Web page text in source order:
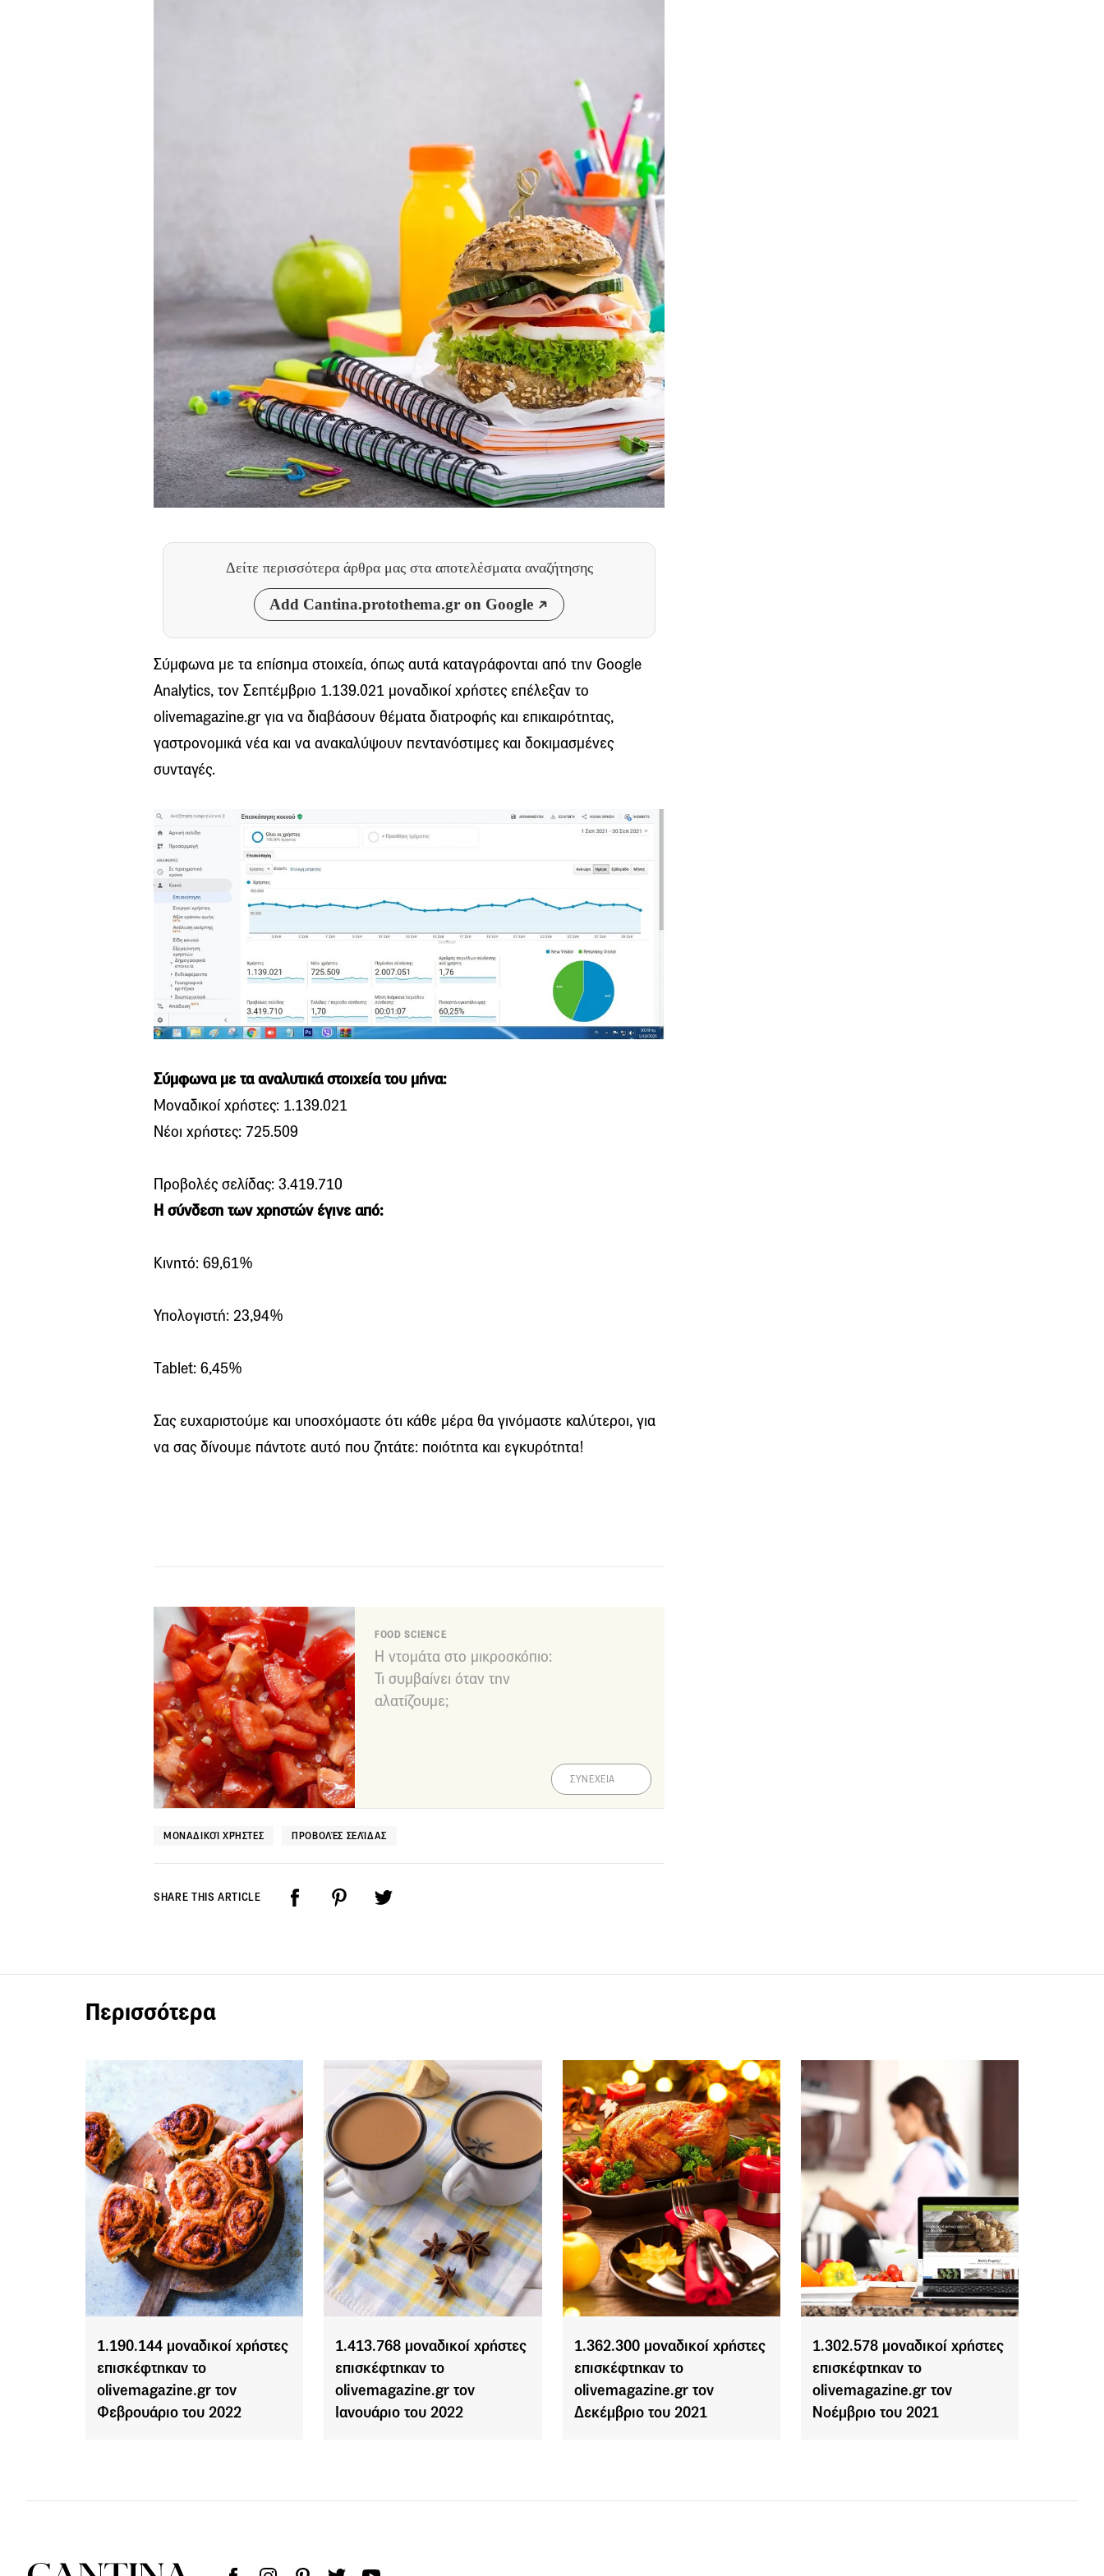
Δείτε περισσότερα άρθρα μας στα αποτελέσματα αναζήτησης
Add Cantina.protothema.gr on Google
Σύμφωνα με τα επίσημα στοιχεία, όπως αυτά καταγράφονται από την Google
Analytics, τον Σεπτέμβριο 1.139.021 μοναδικοί χρήστες επέλεξαν το
olivemagazine.gr για να διαβάσουν θέματα διατροφής και επικαιρότητας,
γαστρονομικά νέα και να ανακαλύψουν πεντανόστιμες και δοκιμασμένες
συνταγές.
Σύμφωνα με τα αναλυτικά στοιχεία του μήνα:
Μοναδικοί χρήστες: 1.139.021
Νέοι χρήστες: 725.509
Προβολές σελίδας: 3.419.710
Η σύνδεση των χρηστών έγινε από:
Κινητό: 69,61%
Υπολογιστή: 23,94%
Τablet: 6,45%
Σας ευχαριστούμε και υποσχόμαστε ότι κάθε μέρα θα γινόμαστε καλύτεροι, για
να σας δίνουμε πάντοτε αυτό που ζητάτε: ποιότητα και εγκυρότητα!
FOOD SCIENCE
Η ντομάτα στο μικροσκόπιο:
Τι συμβαίνει όταν την
αλατίζουμε;
ΣΥΝΕΧΕΙΑ
ΜΟΝΑΔΙΚΟΊ ΧΡΉΣΤΕΣ ΠΡΟΒΟΛΈΣ ΣΕΛΊΔΑΣ
SHARE THIS ARTICLE
Περισσότερα
1.190.144 μοναδικοί χρήστες
επισκέφτηκαν το
olivemagazine.gr τον
Φεβρουάριο του 2022
1.413.768 μοναδικοί χρήστες
επισκέφτηκαν το
olivemagazine.gr τον
Ιανουάριο του 2022
1.362.300 μοναδικοί χρήστες
επισκέφτηκαν το
olivemagazine.gr τον
Δεκέμβριο του 2021
1.302.578 μοναδικοί χρήστες
επισκέφτηκαν το
olivemagazine.gr τον
Νοέμβριο του 2021